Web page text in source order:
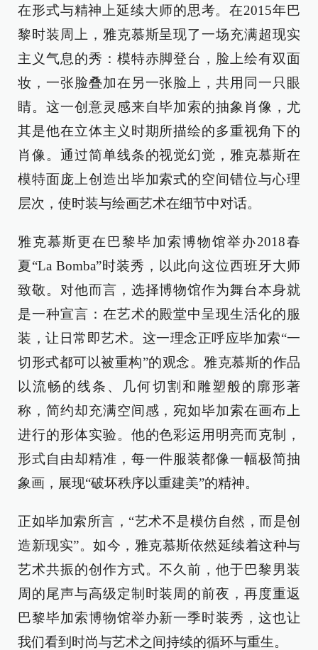
在形式与精神上延续大师的思考。在2015年巴
黎时装周上，雅克慕斯呈现了一场充满超现实
主义气息的秀：模特赤脚登台，脸上绘有双面
妆，一张脸叠加在另一张脸上，共用同一只眼
睛。这一创意灵感来自毕加索的抽象肖像，尤
其是他在立体主义时期所描绘的多重视角下的
肖像。通过简单线条的视觉幻觉，雅克慕斯在
模特面庞上创造出毕加索式的空间错位与心理
层次，使时装与绘画艺术在细节中对话。
雅克慕斯更在巴黎毕加索博物馆举办2018春
夏“La Bomba”时装秀，以此向这位西班牙大师
致敬。对他而言，选择博物馆作为舞台本身就
是一种宣言：在艺术的殿堂中呈现生活化的服
装，让日常即艺术。这一理念正呼应毕加索“一
切形式都可以被重构”的观念。雅克慕斯的作品
以流畅的线条、几何切割和雕塑般的廓形著
称，简约却充满空间感，宛如毕加索在画布上
进行的形体实验。他的色彩运用明亮而克制，
形式自由却精准，每一件服装都像一幅极简抽
象画，展现“破坏秩序以重建美”的精神。
正如毕加索所言，“艺术不是模仿自然，而是创
造新现实”。如今，雅克慕斯依然延续着这种与
艺术共振的创作方式。不久前，他于巴黎男装
周的尾声与高级定制时装周的前夜，再度重返
巴黎毕加索博物馆举办新一季时装秀，这也让
我们看到时尚与艺术之间持续的循环与重生。